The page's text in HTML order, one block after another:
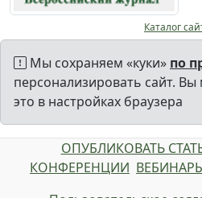
Каталог
Мы сохраняем «куки» по
персонализировать сайт.
это в настройках браузера
ОПУБЛИКОВАТЬ
КОНФЕРЕНЦИИ